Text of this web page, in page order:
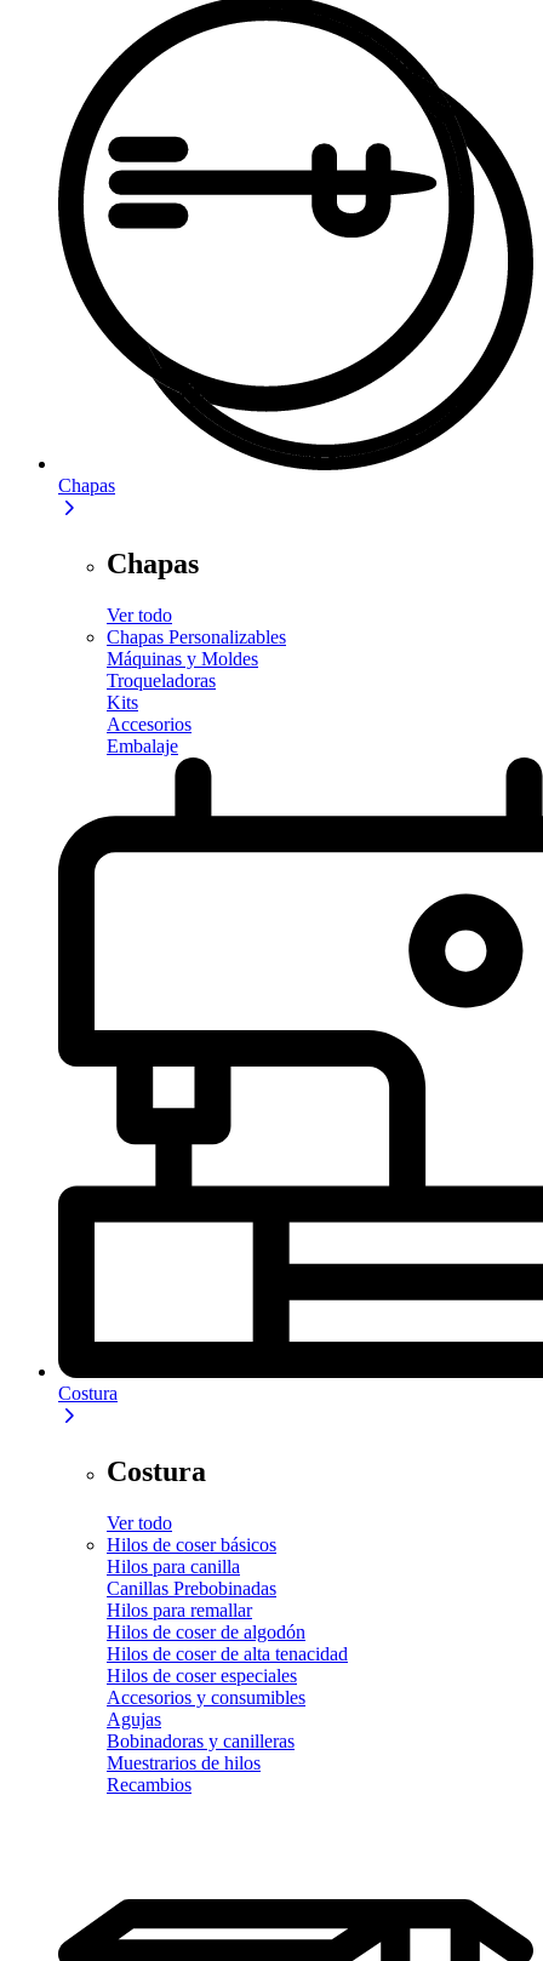
Chapas
Chapas
Ver todo
Chapas Personalizables
Máquinas y Moldes
Troqueladoras
Kits
Accesorios
Embalaje
Costura
Costura
Ver todo
Hilos de coser básicos
Hilos para canilla
Canillas Prebobinadas
Hilos para remallar
Hilos de coser de algodón
Hilos de coser de alta tenacidad
Hilos de coser especiales
Accesorios y consumibles
Agujas
Bobinadoras y canilleras
Muestrarios de hilos
Recambios